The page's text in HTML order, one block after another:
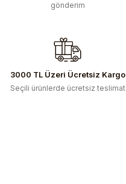
gönderim
3000 TL Üzeri Ücretsiz Kargo
Seçili ürünlerde ücretsiz teslimat